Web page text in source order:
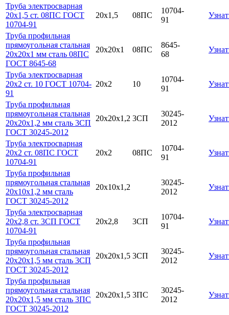
Труба электросварная
20х1,5 ст. 08ПС ГОСТ
10704-91
20х1,5 08ПС
10704-
91
Труба профильная
прямоугольная стальная
20х20х1 мм сталь 08ПС
ГОСТ 8645-68
20х20х1 08ПС
8645-
68
Труба электросварная
20х2 ст. 10 ГОСТ 10704-
91
20х2 10
10704-
91
Труба профильная
прямоугольная стальная
20х20х1,2 мм сталь 3СП
ГОСТ 30245-2012
20х20х1,2 3СП
30245-
2012
Труба электросварная
20х2 ст. 08ПС ГОСТ
10704-91
20х2 08ПС
10704-
91
Труба профильная
прямоугольная стальная
20х10х1,2 мм сталь
ГОСТ 30245-2012
20х10х1,2
30245-
2012
Труба электросварная
20х2,8 ст. 3СП ГОСТ
10704-91
20х2,8 3СП
10704-
91
Труба профильная
прямоугольная стальная
20х20х1,5 мм сталь 3СП
ГОСТ 30245-2012
20х20х1,5 3СП
30245-
2012
Труба профильная
прямоугольная стальная
20х20х1,5 мм сталь 3ПС
ГОСТ 30245-2012
20х20х1,5 3ПС
30245-
2012